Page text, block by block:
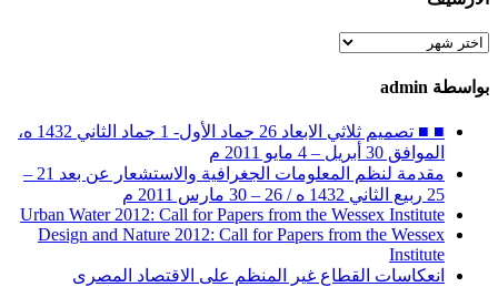
الأرشيف
بواسطة admin
■ ■ تصميم ثلاثي الابعاد 26 جماد الأول- 1 جماد الثاني 1432 ه،
الموافق 30 أبريل – 4 مايو 2011 م
مقدمة لنظم المعلومات الجغرافية والاستشعار عن بعد 21 –
25 ربيع الثاني 1432 ه / 26 – 30 مارس 2011 م
Urban Water 2012: Call for Papers from the Wessex Institute
Design and Nature 2012: Call for Papers from the Wessex
Institute‏
انعكاسات القطاع غير المنظم على الاقتصاد المصرى